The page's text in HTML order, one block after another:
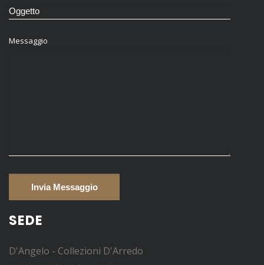
Messaggio
SEDE
D'Angelo - Collezioni D'Arredo